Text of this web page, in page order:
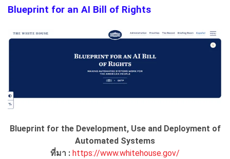
Blueprint for an AI Bill of Rights
Blueprint for the Development, Use and Deployment of
Automated Systems
ที่มา : https://www.whitehouse.gov/